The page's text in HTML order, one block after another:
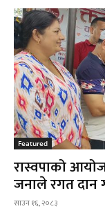
Featured
रास्वपाको
जनाले रगत दान
साउन १६, २०८३